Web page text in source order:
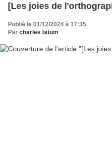
[Les joies de
Publié le 01/12/2024 à 17:35
Par charles tatum